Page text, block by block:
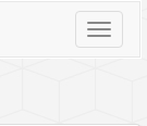
Toggle